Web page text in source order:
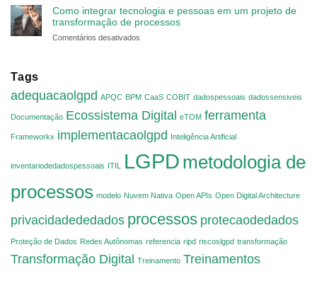
Como integrar tecnologia e pessoas em um projeto de
transformação de processos
Comentários desativados
pessoas
em
um
projeto
transformação
de
Tags
adequacaolgpd APQC BPM CaaS COBIT dadospessoais dadossensiveis
Documentação Ecossistema Digital eTOM ferramenta
Frameworkx implementacaolgpd Inteligência Artificial
inventariodedadospessoais ITIL LGPD metodologia de
processos modelo Nuvem Nativa Open APIs Open Digital Architecture
privacidadededados processos protecaodedados
Proteção de Dados Redes Autônomas referencia ripd riscoslgpd transformação
Transformação Digital Treinamento Treinamentos